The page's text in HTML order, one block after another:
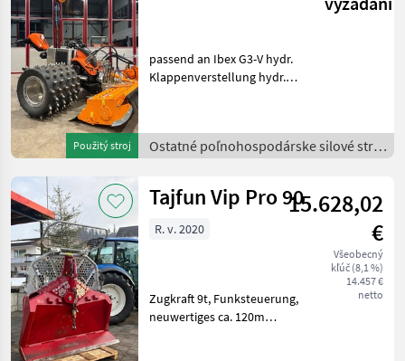
Použitý stroj
passend an Ibex G3-V hydr.
Klappenverstellung hydr.
Feinschnittmesser,
Gewicht:216 Ostatné
Ostatné poľnohospodárske silové stroje
/
Tajfun Vip Pro 9015.628,02
€
Všeobecný
kľúč (8,1 %)
14.457 €
netto
R. v. 2020
Zugkraft 9t, Funksteuerung,
neuwertiges ca. 120m